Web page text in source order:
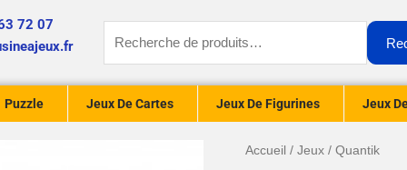
72 07
pour :
Puzzle Jeux De Cartes Jeux De Figurines Jeux
Accueil /Jeux / Quantik